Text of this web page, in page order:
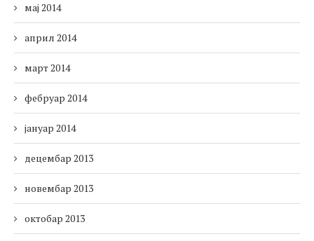
мај 2014
април 2014
март 2014
фебруар 2014
јануар 2014
децембар 2013
новембар 2013
октобар 2013